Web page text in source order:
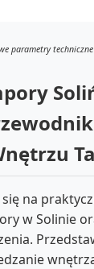
parametry
na
w Solinie